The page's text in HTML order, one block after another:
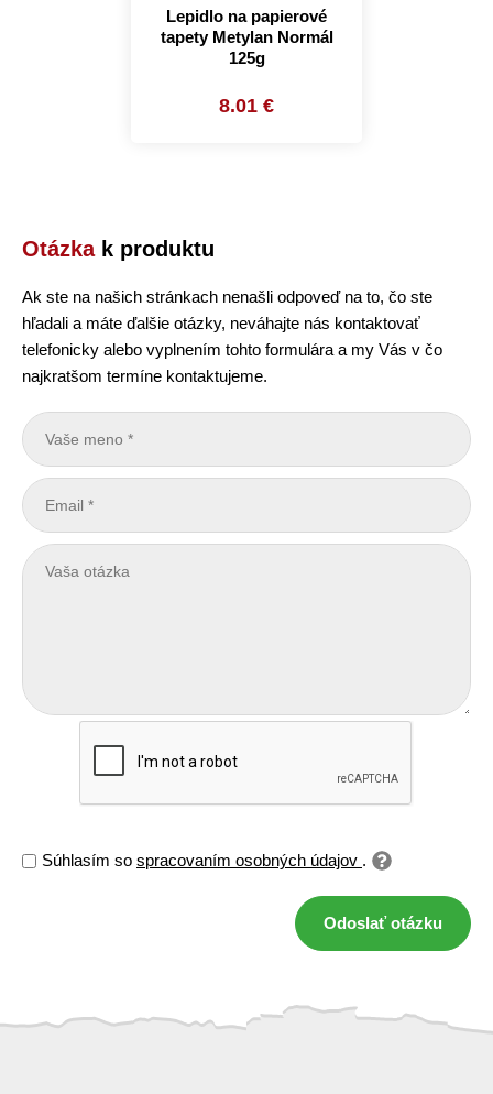
Lepidlo na papierové
tapety Metylan Normál
125g
8.01 €
Otázkak produktu
Ak ste na našich stránkach nenašli odpoveď na to, čo ste
hľadali a máte ďalšie otázky, neváhajte nás kontaktovať
telefonicky alebo vyplnením tohto formulára a my Vás v čo
najkratšom termíne kontaktujeme.
Súhlasím so spracovaním osobných údajov .
Odoslať otázku